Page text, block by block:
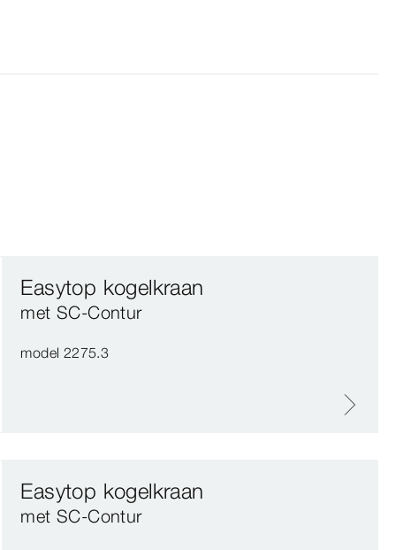
Easytop kogelkraan
met SC‑Contur
model 2275.3
Easytop kogelkraan
met SC‑Contur